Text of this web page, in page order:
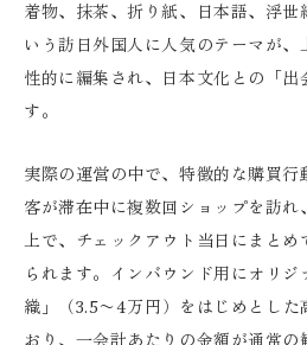
着物、抹茶、折り紙、日本語、浮
いう訪日外国人に人気のテーマが
性的に編集され、日本文化との「出
す。
実際の運営の中で、特徴的な購買
客が滞在中に複数回ショップを訪
上で、チェックアウト当日にまと
られます。インバウンド用にオリ
織」（3.5〜4万円）をはじめとした
おり、一会計あたりの金額が通常